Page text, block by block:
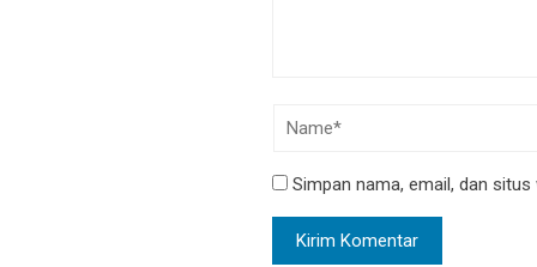
Simpan nama, email, dan